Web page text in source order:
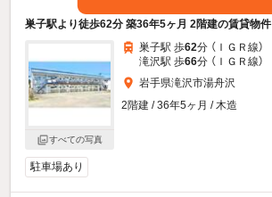
巣子駅より徒歩62分 築36年5ヶ月 2階建の賃貸物件
すべての写真
巣子駅 歩62分 （ＩＧＲ線）
滝沢駅 歩66分 （ＩＧＲ線）
岩手県滝沢市湯舟沢
2階建 / 36年5ヶ月 / 木造
駐車場あり